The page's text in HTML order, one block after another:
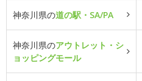
神奈川県の道の駅・SA/PA
神奈川県のアウトレット・シ
ョッピングモール